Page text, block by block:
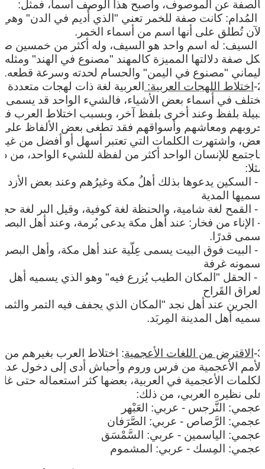
بالصفة عن الموصوف، وأصبح هذا الوصف اسما، فمثل:
المُدام: كانت صفة للخمر تعني "الذي أُديم في الدن" وهي
الآن تُطلق على أنها اسم من أسماء الخمر .
السيف: له اسم واحد هو السيف، وله أكثر من خمسين
لكل صفة دلالتها المميزة كالمهند "مصنوع في الهند" ومثله
اليماني "مصنوع في اليمن" والحسام لحدته وسرعة قطعه.
2- اختلاط اللهجات العربية:
العربية لغة ذات لهجات متعددة
تختلف في أسماء بعض الأشياء، فالشيء الواحد قد يسمى
قبيلة بلفظ وعند أخرى بلفظ آخر، وبسبب اختلاط العرب
حروبهم ومعاشهم وأسواقهم فقد تطغى بعض الألفاظ على
بعض، واشتهرت الكلمات التي تعتبر أسهل أو أفضل من
فاجتمع للإنسان الواحد أكثر من لفظة للشيء الواحد، من
مثلا:
- السكين يدعوها بذلك أهلُ مكة وغيرُهم وعند بعض الأزد
يسميها المدية
- القمح لغة شامية، والحنظة لغة كوفية، وقيل البر لغة
- الإناء من فخار: عند أهل مكة يدعى بُرمة، وعند أهل
يسمى قدرًا.
- البيت فوق البيت يسمى عِلّية عند أهل مكة، وأهل
يسمونه غرفة
-- الحقل "المكان الطيب يُزرع فيه" وهو الذي يسميه أهل
العراق القَراح
- الجرين عند أهل نجد "المكان الذي يجفف فيه التمر
يسميه أهل المدينة المِربَد.
3- الاقترض من اللغات الأعجمية: اختلاط العرب بغيرهم من
الأمم الأعجمية من فرس وروم وأحباش أدى إلى دخول
الكلمات الأعجمية في العربية، بعضها كثر استعماله حتى
على نظيره العربي، من ذلك:
أعجمي: النَّرجس - عربي: العَبْهر
أعجمي: الرَّصاص - عربي: الصَّرَفان
أعجمي: الياسمين - عربي: السَّمْسَق
أعجمي: المِسك - عربي: المشموم